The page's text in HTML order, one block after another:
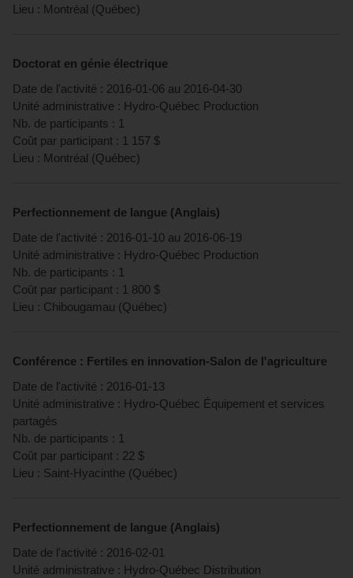
Lieu : Montréal (Québec)
Doctorat en génie électrique
Date de l'activité : 2016-01-06 au 2016-04-30
Unité administrative : Hydro-Québec Production
Nb. de participants : 1
Coût par participant : 1 157 $
Lieu : Montréal (Québec)
Perfectionnement de langue (Anglais)
Date de l'activité : 2016-01-10 au 2016-06-19
Unité administrative : Hydro-Québec Production
Nb. de participants : 1
Coût par participant : 1 800 $
Lieu : Chibougamau (Québec)
Conférence : Fertiles en innovation-Salon de l'agriculture
Date de l'activité : 2016-01-13
Unité administrative : Hydro-Québec Équipement et services
partagés
Nb. de participants : 1
Coût par participant : 22 $
Lieu : Saint-Hyacinthe (Québec)
Perfectionnement de langue (Anglais)
Date de l'activité : 2016-02-01
Unité administrative : Hydro-Québec Distribution